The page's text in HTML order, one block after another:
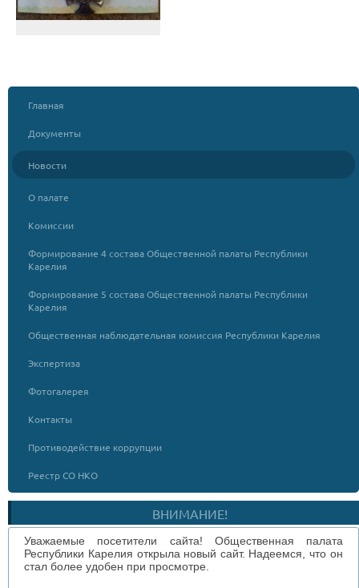
Главная
Документы
Новости
О палате
Комиссии
Формирование 4 состава Общественной палаты Республики
Карелия
Формирование 5 состава Общественной палаты Республики
Карелия
Общественная наблюдательная комиссия Республики Карелия
Экспертиза
Фотогалерея
Контакты
Противодействие коррупции
Реестр СО НКО
ВНИМАНИЕ!
Уважаемые посетители сайта! Общественная палата
Республики Карелия открыла новый сайт. Надеемся, что он
стал более удобен при просмотре.